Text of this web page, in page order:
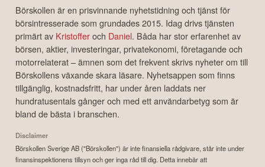
Börskollen är en prisvinnande nyhetstidning och tjänst för
börsintresserade som grundades 2015. Idag drivs tjänsten
primärt av Kristofferoch Daniel. Båda har stor erfarenhet av
börsen, aktier, investeringar, privatekonomi, företagande och
motorrelaterat – ämnen som det frekvent skrivs nyheter om till
Börskollens växande skara läsare. Nyhetsappen som finns
tillgänglig, kostnadsfritt, har under åren laddats ner
hundratusentals gånger och med ett användarbetyg som är
bland de bästa i branschen.
Disclaimer
Börskollen Sverige AB ("Börskollen") är inte finansiella rådgivare, står inte under
finansinspektionens tillsyn och ger inga råd till dig. Detta innebär att